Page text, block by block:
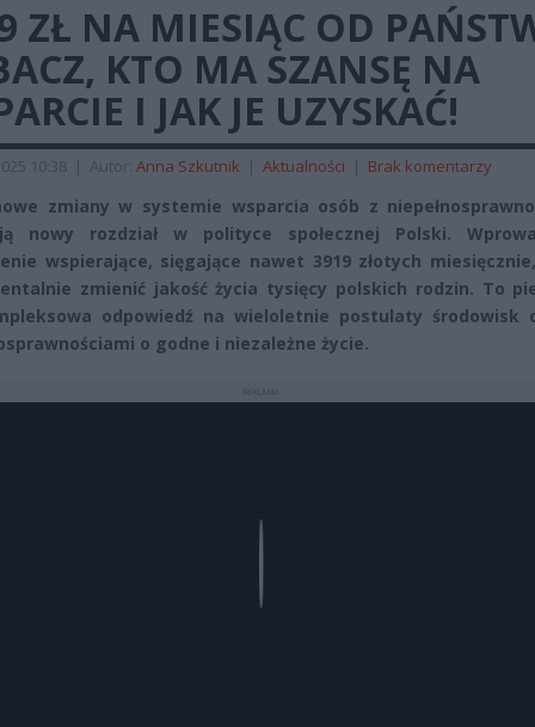
ZŁ NA MIESIĄC OD
KTO MA SZANSĘ NA
I JAK JE UZYSKAĆ!
10:38 | Autor: Anna Szkutnik | Aktualności | Brak komentarzy
zmiany w systemie wsparcia osób z
nowy rozdział w polityce społecznej Polski.
wspierające, sięgające nawet 3919 złotych
zmienić jakość życia tysięcy polskich rodzin. To
odpowiedź na wieloletnie postulaty środowisk
o godne i niezależne życie.